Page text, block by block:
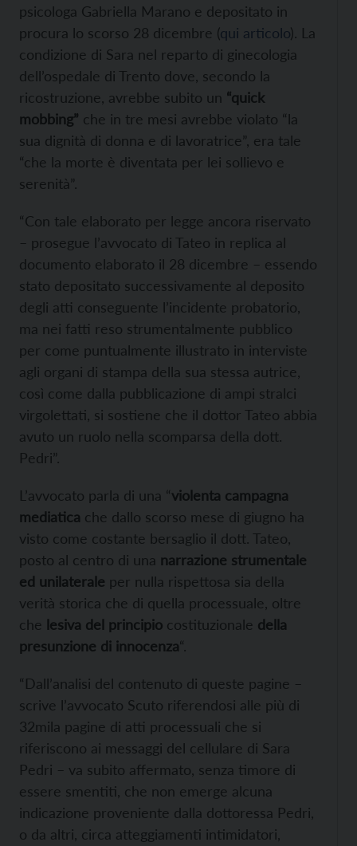
psicologa Gabriella Marano e depositato in
procura lo scorso 28 dicembre (qui articolo). La
condizione di Sara nel reparto di ginecologia
dell’ospedale di Trento dove, secondo la
ricostruzione, avrebbe subito un “quick
mobbing” che in tre mesi avrebbe violato “la
sua dignità di donna e di lavoratrice”, era tale
“che la morte è diventata per lei sollievo e
serenità”.
“Con tale elaborato per legge ancora riservato
– prosegue l’avvocato di Tateo in replica al
documento elaborato il 28 dicembre – essendo
stato depositato successivamente al deposito
degli atti conseguente l’incidente probatorio,
ma nei fatti reso strumentalmente pubblico
per come puntualmente illustrato in interviste
agli organi di stampa della sua stessa autrice,
così come dalla pubblicazione di ampi stralci
virgolettati, si sostiene che il dottor Tateo abbia
avuto un ruolo nella scomparsa della dott.
Pedri”.
L’avvocato parla di una “violenta campagna
mediatica che dallo scorso mese di giugno ha
visto come costante bersaglio il dott. Tateo,
posto al centro di una narrazione strumentale
ed unilaterale per nulla rispettosa sia della
verità storica che di quella processuale, oltre
che lesiva del principio costituzionale della
presunzione di innocenza“.
“Dall’analisi del contenuto di queste pagine –
scrive l’avvocato Scuto riferendosi alle più di
32mila pagine di atti processuali che si
riferiscono ai messaggi del cellulare di Sara
Pedri – va subito affermato, senza timore di
essere smentiti, che non emerge alcuna
indicazione proveniente dalla dottoressa Pedri,
o da altri, circa atteggiamenti intimidatori,